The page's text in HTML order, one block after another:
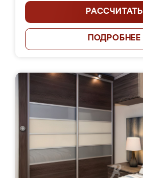
РАССЧИТАТЬ
ПОДРОБНЕЕ